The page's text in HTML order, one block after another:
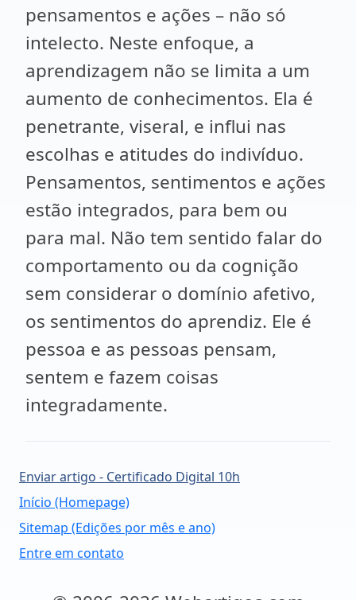
pensamentos e ações – não só
intelecto. Neste enfoque, a
aprendizagem não se limita a um
aumento de conhecimentos. Ela é
penetrante, viseral, e influi nas
escolhas e atitudes do indivíduo.
Pensamentos, sentimentos e ações
estão integrados, para bem ou
para mal. Não tem sentido falar do
comportamento ou da cognição
sem considerar o domínio afetivo,
os sentimentos do aprendiz. Ele é
pessoa e as pessoas pensam,
sentem e fazem coisas
integradamente.
Enviar artigo - Certificado Digital 10h
Início (Homepage)
Sitemap (Edições por mês e ano)
Entre em contato